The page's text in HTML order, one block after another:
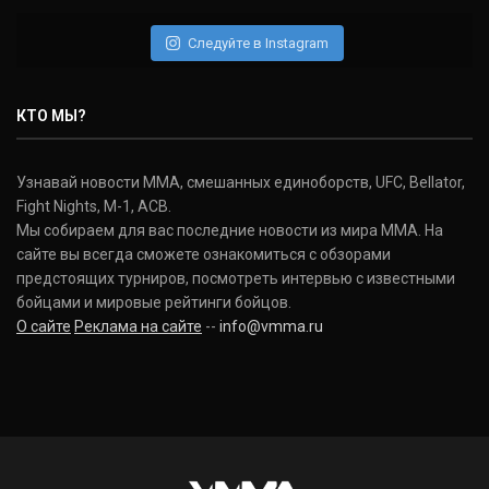
(22-2-0, 1)
Donald Cerrone
(36-15-0, 1)
Исраэль Адесанья
Israel Adesanya
(19-0-0, 0)
Следуйте в Instagram
КТО МЫ?
Узнавай новости ММА, смешанных единоборств, UFC, Bellator,
Fight Nights, M-1, ACB.
Мы собираем для вас последние новости из мира ММА. На
сайте вы всегда сможете ознакомиться с обзорами
предстоящих турниров, посмотреть интервью с известными
бойцами и мировые рейтинги бойцов.
О сайте Реклама на сайте -- info@vmma.ru